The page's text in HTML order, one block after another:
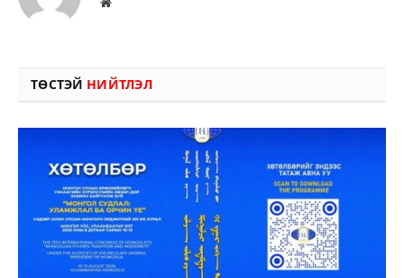
ТӨСТЭЙ НИЙТЛЭЛ